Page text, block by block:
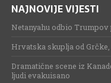
NAJNOVIJE VIJESTI
Netanyahu odbio Trumpov
Hrvatska skuplja od
Dramatične scene iz
ljudi evakuisano